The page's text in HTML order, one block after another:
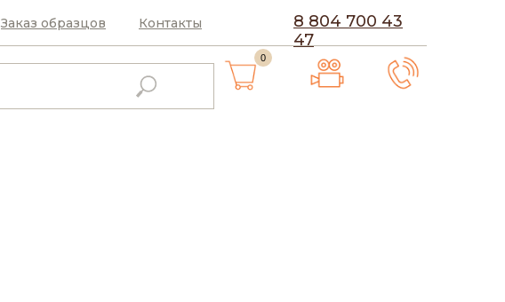
8 804 700 43
47
Контакты
Заказ образцов
0